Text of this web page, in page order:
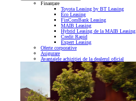
Finanțare
Toyota Leasing by BT Leasing
Eco Leasing
FinComBank Leasing
MAIB Leasing
Hybrid Leasing de la MAIB Leasing
Credit Rapid
Expert Leasing
Oferte corporative
Asigurare
Avantajele achiziției de la dealerul oficial